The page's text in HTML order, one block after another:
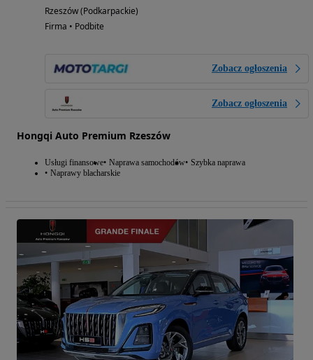
Rzeszów (Podkarpackie)
Firma • Podbite
Zobacz ogłoszenia
Zobacz ogłoszenia
Hongqi Auto Premium Rzeszów
Usługi finansowe Naprawa samochodów Szybka naprawa
Naprawy blacharskie